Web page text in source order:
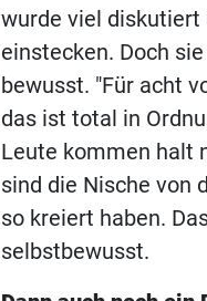
wurde viel diskutiert
einstecken. Doch
bewusst. "Für acht
das ist total in
Leute kommen halt
sind die Nische von
so kreiert haben.
selbstbewusst.